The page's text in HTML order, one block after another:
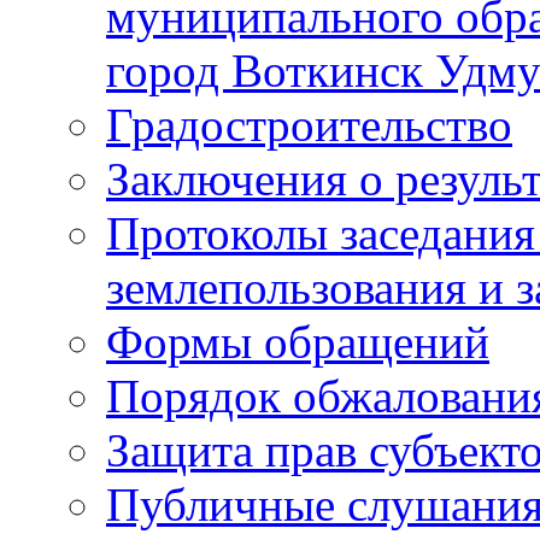
муниципального
город Воткинск
Градостроительство
Заключения о
Протоколы
землепользования и
Формы обращений
Порядок
Защита прав
Публичные